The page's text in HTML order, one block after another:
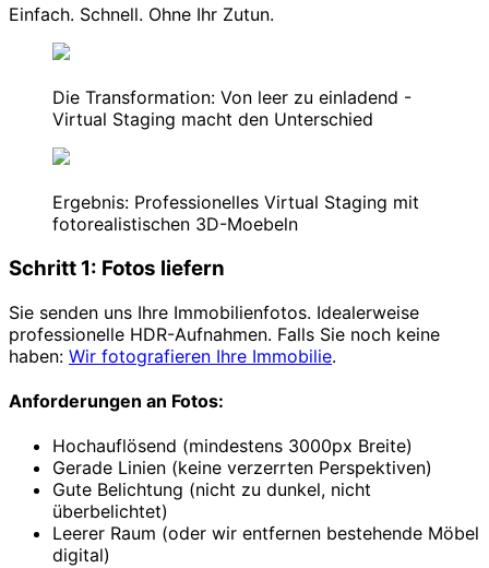
Einfach. Schnell. Ohne Ihr Zutun.
Die Transformation: Von leer zu einladend -
Virtual Staging macht den Unterschied
Ergebnis: Professionelles Virtual Staging mit
fotorealistischen 3D-Moebeln
Schritt 1: Fotos liefern
Sie senden uns Ihre Immobilienfotos. Idealerweise
professionelle HDR-Aufnahmen. Falls Sie noch keine
haben: Wir fotografieren Ihre Immobilie.
Anforderungen an Fotos:
Hochauflösend (mindestens 3000px Breite)
Gerade Linien (keine verzerrten Perspektiven)
Gute Belichtung (nicht zu dunkel, nicht
überbelichtet)
Leerer Raum (oder wir entfernen bestehende Möbel
digital)